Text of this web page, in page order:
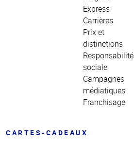
Express
Carrières
Prix et
distinctions
Responsabilité
sociale
Campagnes
médiatiques
Franchisage
CARTES-CADEAUX